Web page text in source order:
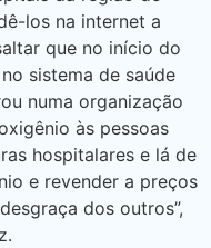
los na internet a
que no início do
sistema de saúde
numa organização
às pessoas
hospitalares e lá de
e revender a preços
dos outros”,